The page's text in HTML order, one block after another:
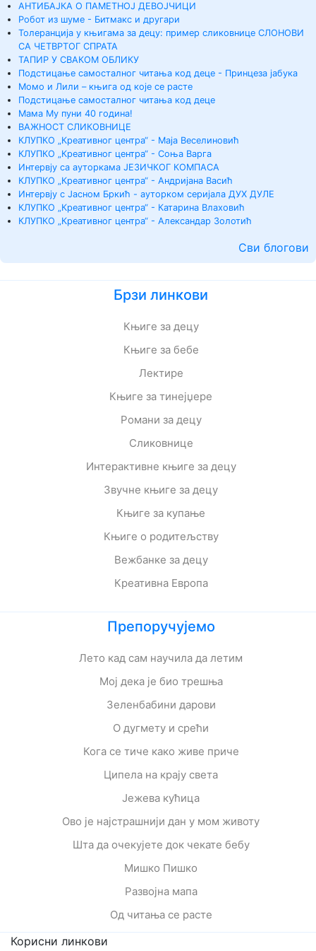
АНТИБАЈКА О ПАМЕТНОЈ ДЕВОЈЧИЦИ
Робот из шуме - Битмакс и другари
Толеранција у књигама за децу: пример сликовнице СЛОНОВИ
СА ЧЕТВРТОГ СПРАТА
ТАПИР У СВАКОМ ОБЛИКУ
Подстицање самосталног читања код деце - Принцеза јабука
Момо и Лили – књига од које се расте
Подстицање самосталног читања код деце
Мама Му пуни 40 година!
ВАЖНОСТ СЛИКОВНИЦЕ
КЛУПКО „Креативног центра“ - Маја Веселиновић
КЛУПКО „Креативног центра“ - Соња Варга
Интервју са ауторкама ЈЕЗИЧКОГ КОМПАСА
КЛУПКО „Креативног центра“ - Андријана Васић
Интервју с Јасном Бркић - ауторком серијала ДУХ ДУЛЕ
КЛУПКО „Креативног центра“ - Катарина Влаховић
КЛУПКО „Креативног центра“ - Александар Золотић
Сви блогови
Брзи линкови
Књиге за децу
Књиге за бебе
Лектире
Књиге за тинејџере
Романи за децу
Сликовнице
Интерактивне књиге за децу
Звучне књиге за децу
Књиге за купање
Књиге о родитељству
Вежбанке за децу
Креативна Европа
Препоручујемо
Лето кад сам научила да летим
Мој дека је био трешња
Зеленбабини дарови
О дугмету и срећи
Кога се тиче како живе приче
Ципела на крају света
Јежева кућица
Ово је најстрашнији дан у мом животу
Шта да очекујете док чекате бебу
Мишко Пишко
Развојна мапа
Од читања се расте
Корисни линкови